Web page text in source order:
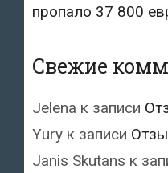
пропало 37 800
Свежие
Jelena к записи
Yury к записи
Janis Skutans к